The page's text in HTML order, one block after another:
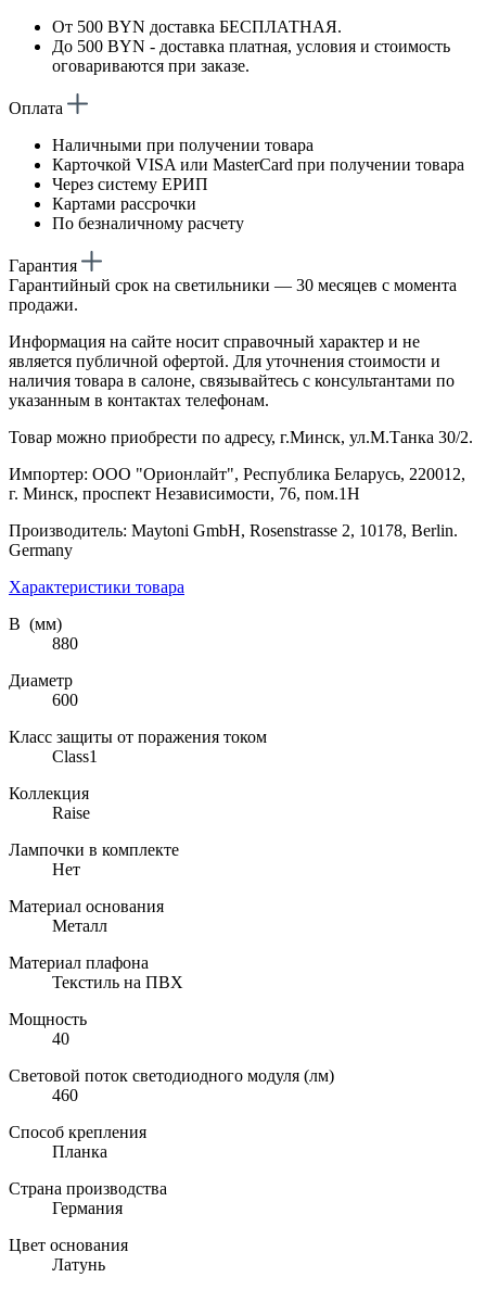
От 500 BYN доставка БЕСПЛАТНАЯ.
До 500 BYN - доставка платная, условия и стоимость
оговариваются при заказе.
Оплата
Наличными при получении товара
Карточкой VISA или MasterCard при получении товара
Через систему ЕРИП
Картами рассрочки
По безналичному расчету
Гарантия
Гарантийный срок на светильники — 30 месяцев с момента
продажи.
Информация на сайте носит справочный характер и не
является публичной офертой. Для уточнения стоимости и
наличия товара в салоне, связывайтесь с консультантами по
указанным в контактах телефонам.
Товар можно приобрести по адресу, г.Минск, ул.М.Танка 30/2.
Импортер: ООО "Орионлайт", Республика Беларусь, 220012,
г. Минск, проспект Независимости, 76, пом.1Н
Производитель: Maytoni GmbH, Rosenstrasse 2, 10178, Berlin.
Germany
Характеристики товара
В (мм)
880
Диаметр
600
Класс защиты от поражения током
Class1
Коллекция
Raise
Лампочки в комплекте
Нет
Материал основания
Металл
Материал плафона
Текстиль на ПВХ
Мощность
40
Световой поток светодиодного модуля (лм)
460
Способ крепления
Планка
Страна производства
Германия
Цвет основания
Латунь